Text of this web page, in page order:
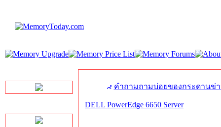
คำถามถามบ่อยของกระดานข่
DELL PowerEdge 6650 Server